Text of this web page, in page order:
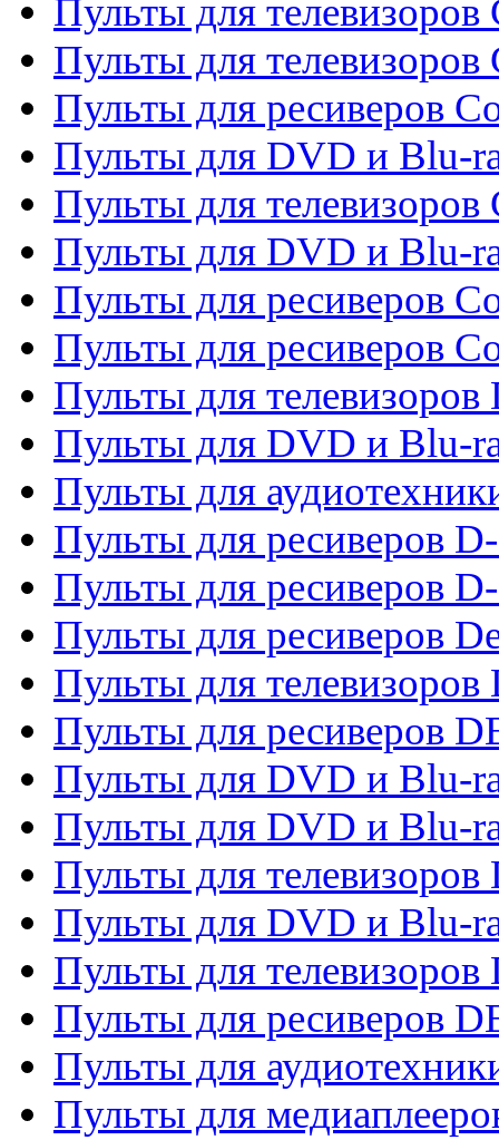
Пульты для телевизоров
Пульты для телевизоров
Пульты для ресиверов
Пульты для DVD и Blu-
Пульты для телевизоров
Пульты для DVD и Blu-
Пульты для ресиверов
Пульты для ресиверов
Пульты для телевизоров
Пульты для DVD и Blu-
Пульты для
Пульты для ресиверов
Пульты для ресиверов
Пульты для ресиверов
Пульты для телевизоров
Пульты для ресиверов
Пульты для DVD и Blu-
Пульты для DVD и Blu-
Пульты для
Пульты для DVD и Blu-
Пульты для телевизоров
Пульты для ресиверов
Пульты для
Пульты для